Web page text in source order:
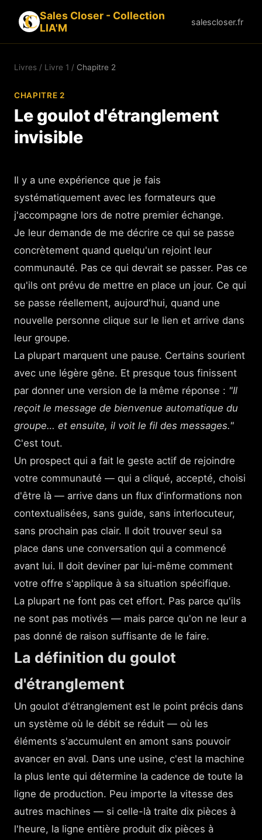
Sales Closer - Collection
LIA'M
salescloser.fr
Livres / Livre 1 / Chapitre 2
CHAPITRE 2
Le goulot d'étranglement
invisible
Il y a une expérience que je fais
systématiquement avec les formateurs que
j'accompagne lors de notre premier échange.
Je leur demande de me décrire ce qui se passe
concrètement quand quelqu'un rejoint leur
communauté. Pas ce qui devrait se passer. Pas ce
qu'ils ont prévu de mettre en place un jour. Ce qui
se passe réellement, aujourd'hui, quand une
nouvelle personne clique sur le lien et arrive dans
leur groupe.
La plupart marquent une pause. Certains sourient
avec une légère gêne. Et presque tous finissent
par donner une version de la même réponse : "Il
reçoit le message de bienvenue automatique du
groupe… et ensuite, il voit le fil des messages."
C'est tout.
Un prospect qui a fait le geste actif de rejoindre
votre communauté — qui a cliqué, accepté, choisi
d'être là — arrive dans un flux d'informations non
contextualisées, sans guide, sans interlocuteur,
sans prochain pas clair. Il doit trouver seul sa
place dans une conversation qui a commencé
avant lui. Il doit deviner par lui-même comment
votre offre s'applique à sa situation spécifique.
La plupart ne font pas cet effort. Pas parce qu'ils
ne sont pas motivés — mais parce qu'on ne leur a
pas donné de raison suffisante de le faire.
La définition du goulot
d'étranglement
Un goulot d'étranglement est le point précis dans
un système où le débit se réduit — où les
éléments s'accumulent en amont sans pouvoir
avancer en aval. Dans une usine, c'est la machine
la plus lente qui détermine la cadence de toute la
ligne de production. Peu importe la vitesse des
autres machines — si celle-là traite dix pièces à
l'heure, la ligne entière produit dix pièces à